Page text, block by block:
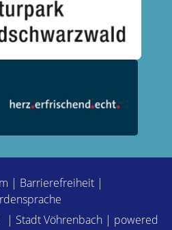
| Barrierefreiheit |
| Stadt Vöhrenbach | powered